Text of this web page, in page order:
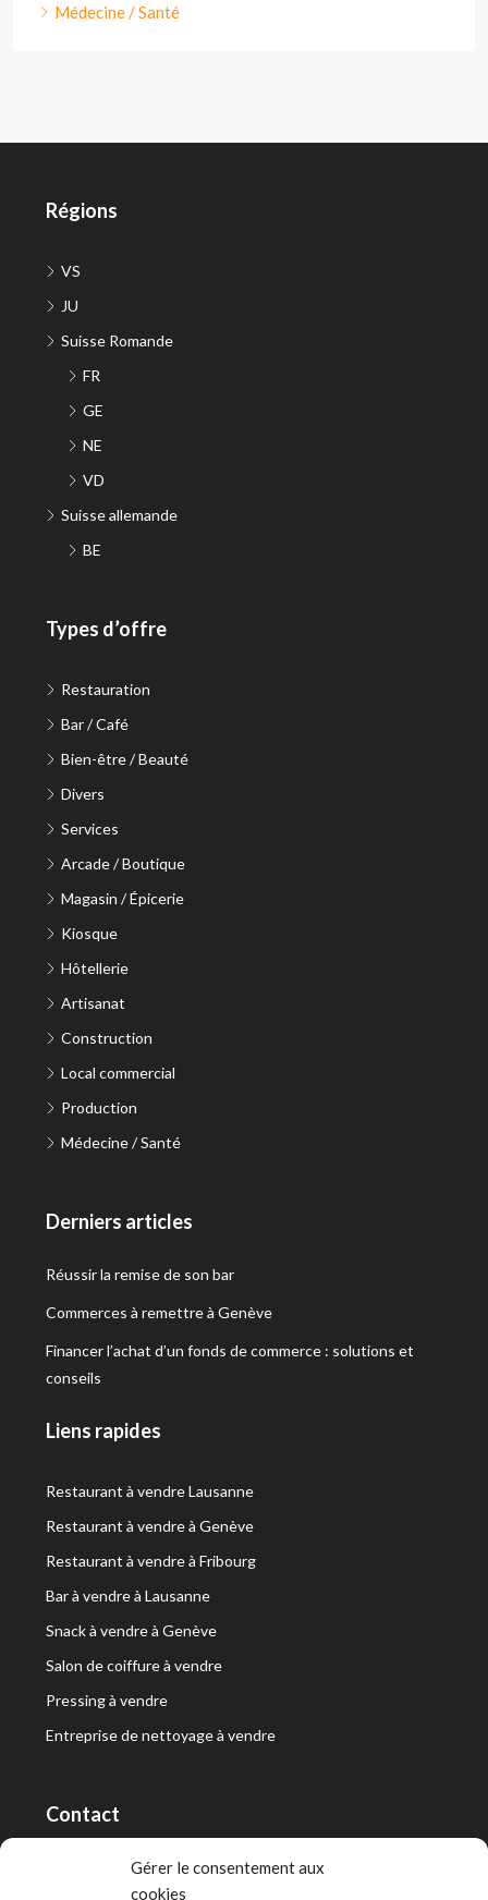
Gérer le consentement aux
cookies
Médecine / Santé
Régions
VS
JU
Suisse Romande
FR
GE
NE
VD
Suisse allemande
BE
Types d’offre
Restauration
Bar / Café
Bien-être / Beauté
Divers
Services
Arcade / Boutique
Magasin / Épicerie
Kiosque
Hôtellerie
Artisanat
Construction
Local commercial
Production
Médecine / Santé
Derniers articles
Réussir la remise de son bar
Commerces à remettre à Genève
Financer l’achat d’un fonds de commerce : solutions et
conseils
Liens rapides
Restaurant à vendre Lausanne
Restaurant à vendre à Genève
Restaurant à vendre à Fribourg
Bar à vendre à Lausanne
Snack à vendre à Genève
Salon de coiffure à vendre
Pressing à vendre
Entreprise de nettoyage à vendre
Contact
RT Capital First SA/Ltd